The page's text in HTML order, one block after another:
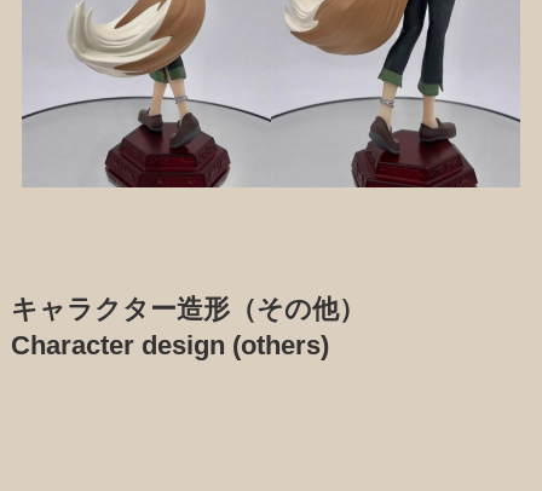
キャラクター造形（その他）
Character design (others)